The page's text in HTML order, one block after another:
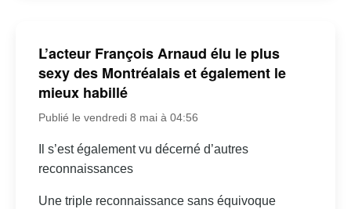
L’acteur François Arnaud élu le plus
sexy des Montréalais et également le
mieux habillé
Publié le vendredi 8 mai à 04:56
Il s’est également vu décerné d’autres
reconnaissances
Une triple reconnaissance sans équivoque